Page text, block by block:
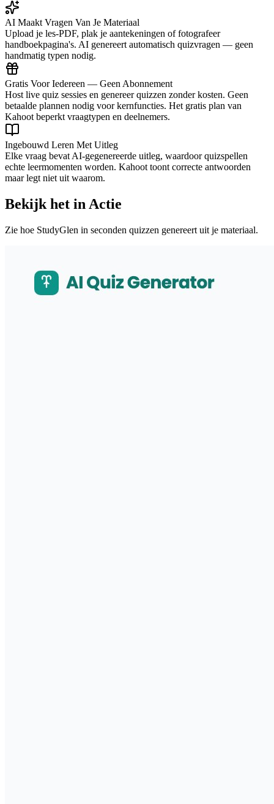
AI Maakt Vragen Van Je Materiaal
Upload je les-PDF, plak je aantekeningen of fotografeer
handboekpagina's. AI genereert automatisch quizvragen — geen
handmatig typen nodig.
Gratis Voor Iedereen — Geen Abonnement
Host live quiz sessies en genereer quizzen zonder kosten. Geen
betaalde plannen nodig voor kernfuncties. Het gratis plan van
Kahoot beperkt vraagtypen en deelnemers.
Ingebouwd Leren Met Uitleg
Elke vraag bevat AI-gegenereerde uitleg, waardoor quizspellen
echte leermomenten worden. Kahoot toont correcte antwoorden
maar legt niet uit waarom.
Bekijk het in Actie
Zie hoe StudyGlen in seconden quizzen genereert uit je materiaal.